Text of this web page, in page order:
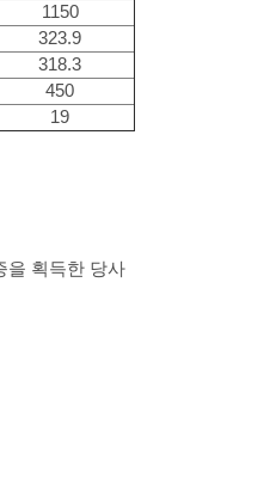
1150
323.9
318.3
450
19
을 획득한 당사